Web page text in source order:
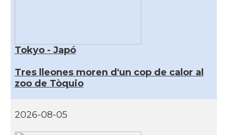
Tokyo - Japó
Tres lleones moren d'un cop de calor al
zoo de Tòquio
2026-08-05